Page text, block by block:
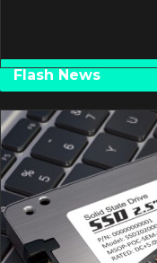
Flash News